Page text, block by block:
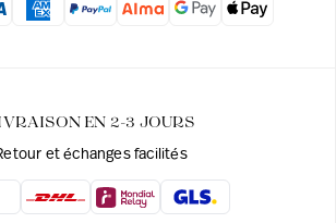
EN 2-3 JOURS
et échanges facilités